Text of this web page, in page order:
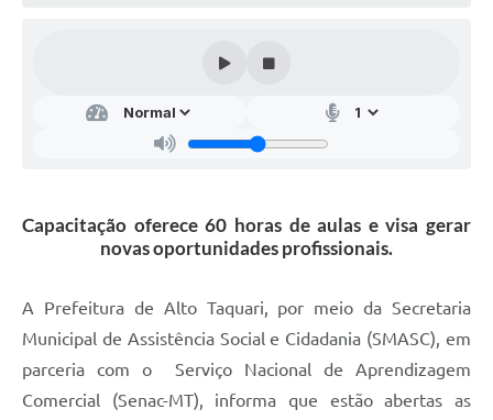
Capacitação oferece 60 horas de aulas e visa gerar
novas oportunidades profissionais.
A Prefeitura de Alto Taquari, por meio da Secretaria
Municipal de Assistência Social e Cidadania (SMASC), em
parceria com o Serviço Nacional de Aprendizagem
Comercial (Senac-MT), informa que estão abertas as